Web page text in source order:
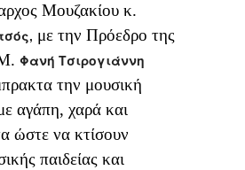
Μουζακίου κ.
με την Πρόεδρο της
Φανή Τσιρογιάννη
την μουσική
αγάπη, χαρά και
ώστε να κτίσουν
παιδείας και